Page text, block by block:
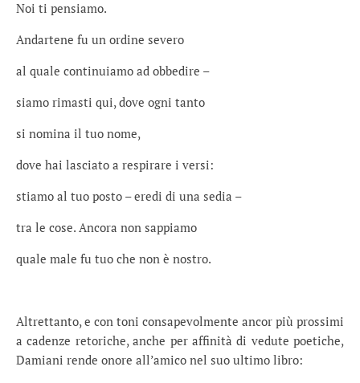
Noi ti pensiamo.
Andartene fu un ordine severo
al quale continuiamo ad obbedire –
siamo rimasti qui, dove ogni tanto
si nomina il tuo nome,
dove hai lasciato a respirare i versi:
stiamo al tuo posto – eredi di una sedia –
tra le cose. Ancora non sappiamo
quale male fu tuo che non è nostro.
Altrettanto, e con toni consapevolmente ancor più prossimi
a cadenze retoriche, anche per affinità di vedute poetiche,
Damiani rende onore all’amico nel suo ultimo libro: